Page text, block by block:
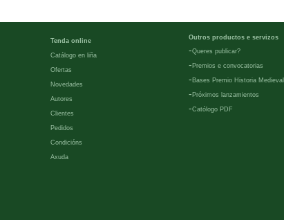
Tenda online
Catálogo en liña
Ofertas
Novedades
Autores
Clientes
Pedidos
Condicións
Axuda
Outros productos e servizos
-Queres publicar?
- Premios e convocatorias
- Bases Premio Historia Medieval
- Próximos lanzamientos
-Católogo PDF